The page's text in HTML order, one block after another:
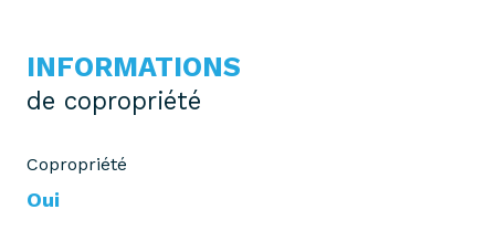
INFORMATIONS
de copropriété
Copropriété
Oui